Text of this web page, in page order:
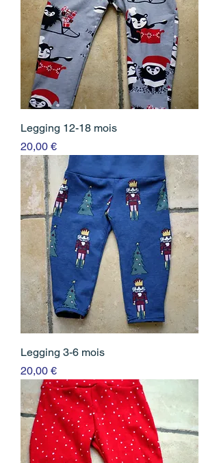
Legging 12-18 mois
Prix
20,00 €
Legging 3-6 mois
Prix
20,00 €